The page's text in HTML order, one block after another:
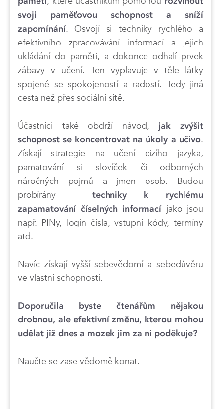
svoji paměťovou schopnost a sníží
zapomínání. Osvojí si techniky rychlého a
efektivního zpracovávání informací a jejich
ukládání do paměti, a dokonce odhalí prvek
zábavy v učení. Ten vyplavuje v těle látky
spojené se spokojeností a radostí. Tedy jiná
cesta než přes sociální sítě.
Účastníci také obdrží návod, jak zvýšit
schopnost se koncentrovat na úkoly a učivo.
Získají strategie na učení cizího jazyka,
pamatování si slovíček či odborných
náročných pojmů a jmen osob. Budou
probírány i techniky k rychlému
zapamatování číselných informacíjako jsou
např. PINy, login čísla, vstupní kódy, termíny
atd.
Navíc získají vyšší sebevědomí a sebedůvěru
ve vlastní schopnosti.
Doporučila byste čtenářům nějakou
drobnou, ale efektivní změnu, kterou mohou
udělat již dnes a mozek jim za ni poděkuje?
Naučte se zase vědomě konat.